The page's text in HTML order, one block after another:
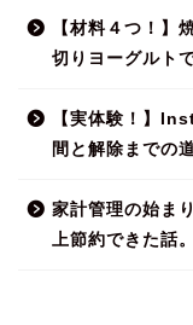
【材料４つ！】
切りヨーグルト
【実体験！】
間と解除までの
家計管理の始ま
上節約できた話。